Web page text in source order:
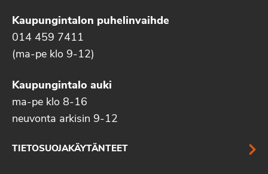
Kaupungintalon puhelinvaihde
014 459 7411
(ma-pe klo 9-12)
Kaupungintalo auki
ma-pe klo 8-16
neuvonta arkisin 9-12
TIETOSUOJAKÄYTÄNTEET